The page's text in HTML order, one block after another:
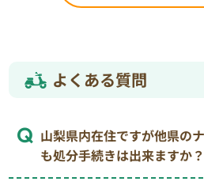
よくある質問
山梨県内在住ですが他県の
も処分手続きは出来ますか？